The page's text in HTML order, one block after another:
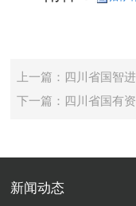
新闻动态